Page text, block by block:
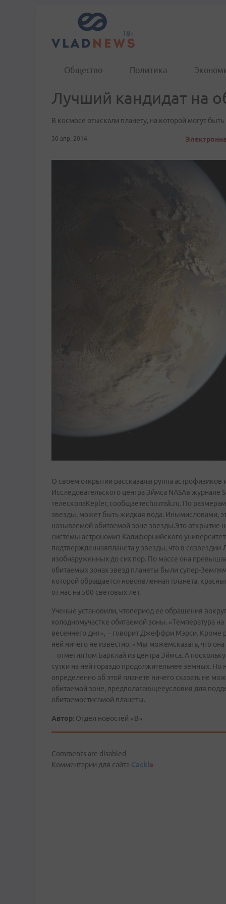
Общество Политика
Лучший кандидат на
В космосе отыскали планету, на которой могут
30 апр. 2014
О своем открытии рассказалагруппа астрофизиков
Исследовательского центра Эймса NASAв
телескопаKepler, сообщаетecho.msk.ru. По
звезды, может быть жидкая вода. Инымисловами,
называемой обитаемой зоне звезды.Это открытие
системы астрономиз Калифорнийского
подтвержденнаяпланета у звезды, что в
изобнаруженных до сих пор. По массе она
обитаемых зонах звезд планеты были супер-
которой обращается новоявленная планета,
от нас на 500 световых лет.
Ученые установили, чтопериод ее обращения
холодномучастке обитаемой зоны. «Температура
весеннего дня», – говорит Джеффри Мэрси. Кроме
ней ничего не известно. «Мы можемсказать, что
– отметилТом Барклай из центра Эймса. А
сутки на ней гораздо продолжительнее земных.
определенно об этой планете ничего сказать не
обитаемой зоне, предполагающееусловия для
обитаемостисамой планеты.
Автор: Отдел новостей «В»
Comments are disabled
Комментарии для сайта Cackle